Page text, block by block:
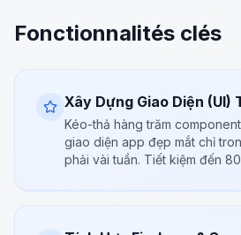
Fonctionnalités clés
Xây Dựng Giao Diện (UI)
Kéo-thả hàng trăm
giao diện app đẹp mắt chỉ
phải vài tuần. Tiết kiệm đến